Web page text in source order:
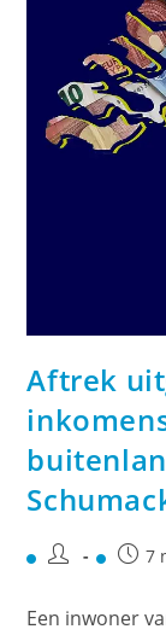
Aftrek
7
Een inwoner